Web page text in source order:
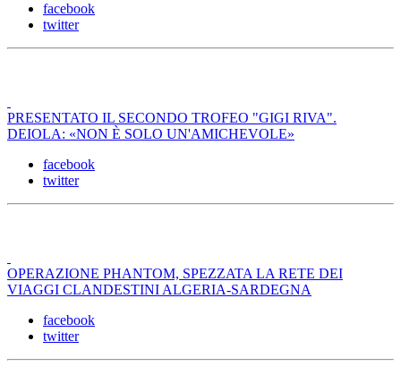
facebook
twitter
PRESENTATO IL SECONDO TROFEO "GIGI RIVA".
DEIOLA: «NON È SOLO UN'AMICHEVOLE»
facebook
twitter
OPERAZIONE PHANTOM, SPEZZATA LA RETE DEI
VIAGGI CLANDESTINI ALGERIA-SARDEGNA
facebook
twitter